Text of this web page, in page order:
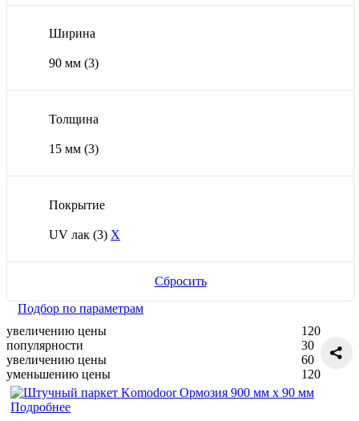
Ширина
90 мм (3)
Толщина
15 мм (3)
Покрытие
UV лак (3) X
Сбросить
Подбор по параметрам
увеличению цены
популярности
увеличению цены
уменьшению цены
120
30
60
120
Подробнее